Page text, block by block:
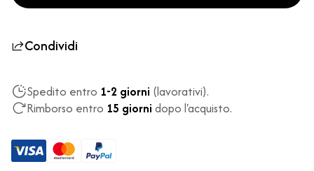
Condividi
Spedito entro 1-2 giorni (lavorativi).
Rimborso entro 15 giorni dopo l'acquisto.